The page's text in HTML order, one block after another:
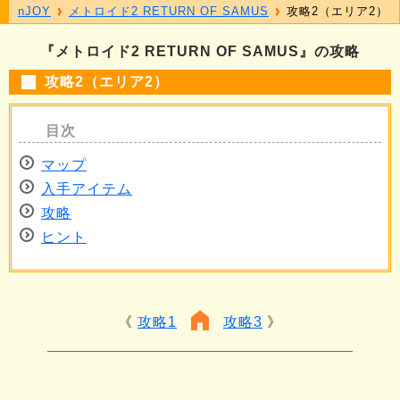
『メトロイド2 RETURN OF SAMUS』の攻略
攻略2（エリア2）
マップ
入手アイテム
攻略
ヒント
攻略1 攻略3
nJOY メトロイド2 RETURN OF SAMUS 攻略2（エリア2）